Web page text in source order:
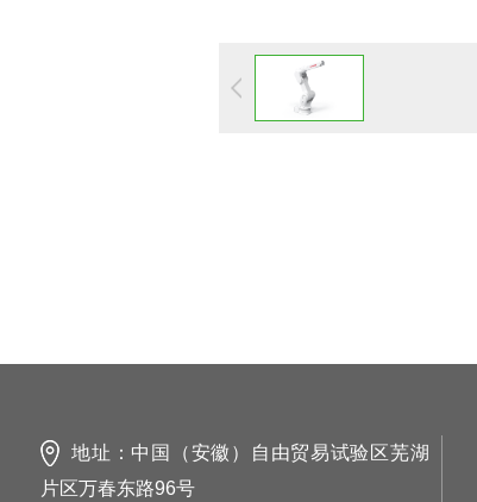
地址：中国（安徽）自由贸易试验区芜湖
片区万春东路96号